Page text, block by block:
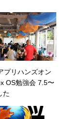
プリハンズオン
OS勉強会 7.5〜
た